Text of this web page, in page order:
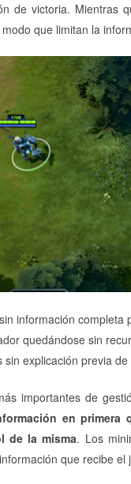
de victoria. Mientras
que limitan la
información
quedándose sin
explicación previa
importantes de
en
de la misma. Los
que recibe